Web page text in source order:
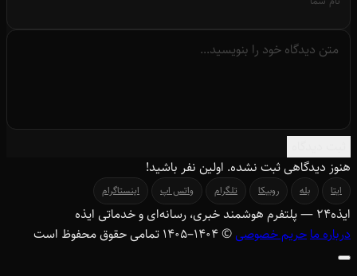
هنوز دیدگاهی ثبت نشده. اولین نفر باشید!
ایتا بله روبیکا تلگرام واتس اپ اینستاگرام
ایذه۲۴ — پلتفرم هوشمند خبری، رسانه‌ای و خدماتی ایذه
درباره ماحریم خصوصی© ۱۴۰۴–1405 تمامی حقوق محفوظ است